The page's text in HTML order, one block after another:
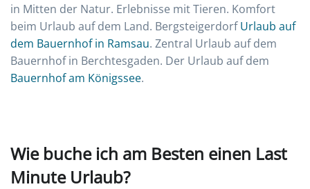
in Mitten der Natur. Erlebnisse mit Tieren. Komfort
beim Urlaub auf dem Land. BergsteigerdorfUrlaub auf
dem Bauernhof in Ramsau. Zentral Urlaub auf dem
Bauernhof in Berchtesgaden. Der Urlaub auf dem
Bauernhof am Königssee.
Wie buche ich am Besten einen Last
Minute Urlaub?